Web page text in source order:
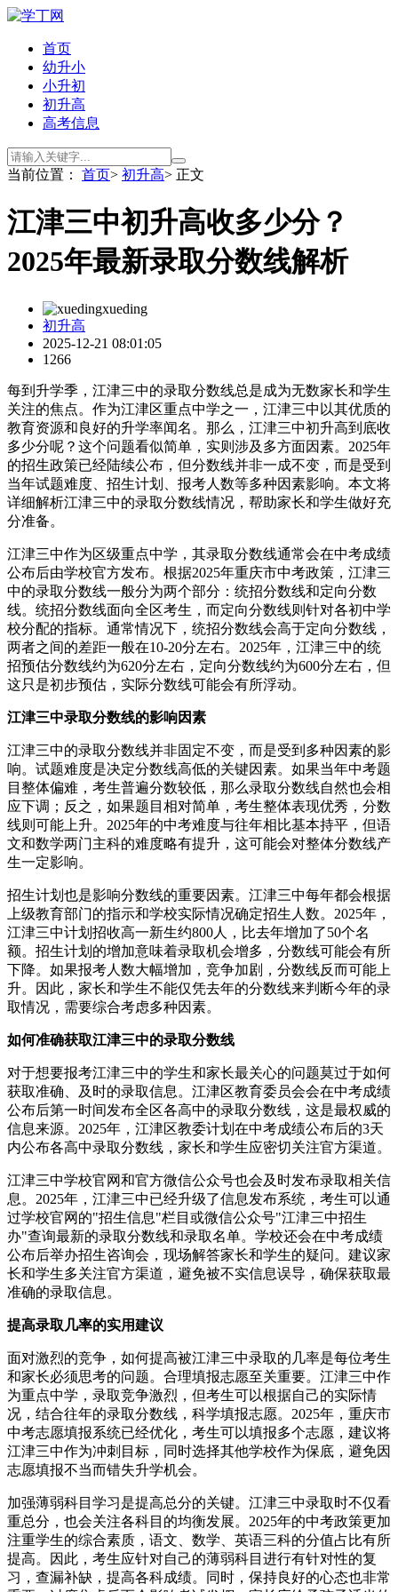
首页
幼升小
小升初
初升高
高考信息
当前位置： 首页> 初升高> 正文
江津三中初升高收多少分？
2025年最新录取分数线解析
xueding
初升高
2025-12-21 08:01:05
1266
每到升学季，江津三中的录取分数线总是成为无数家长和学生
关注的焦点。作为江津区重点中学之一，江津三中以其优质的
教育资源和良好的升学率闻名。那么，江津三中初升高到底收
多少分呢？这个问题看似简单，实则涉及多方面因素。2025年
的招生政策已经陆续公布，但分数线并非一成不变，而是受到
当年试题难度、招生计划、报考人数等多种因素影响。本文将
详细解析江津三中的录取分数线情况，帮助家长和学生做好充
分准备。
江津三中作为区级重点中学，其录取分数线通常会在中考成绩
公布后由学校官方发布。根据2025年重庆市中考政策，江津三
中的录取分数线一般分为两个部分：统招分数线和定向分数
线。统招分数线面向全区考生，而定向分数线则针对各初中学
校分配的指标。通常情况下，统招分数线会高于定向分数线，
两者之间的差距一般在10-20分左右。2025年，江津三中的统
招预估分数线约为620分左右，定向分数线约为600分左右，但
这只是初步预估，实际分数线可能会有所浮动。
江津三中录取分数线的影响因素
江津三中的录取分数线并非固定不变，而是受到多种因素的影
响。试题难度是决定分数线高低的关键因素。如果当年中考题
目整体偏难，考生普遍分数较低，那么录取分数线自然也会相
应下调；反之，如果题目相对简单，考生整体表现优秀，分数
线则可能上升。2025年的中考难度与往年相比基本持平，但语
文和数学两门主科的难度略有提升，这可能会对整体分数线产
生一定影响。
招生计划也是影响分数线的重要因素。江津三中每年都会根据
上级教育部门的指示和学校实际情况确定招生人数。2025年，
江津三中计划招收高一新生约800人，比去年增加了50个名
额。招生计划的增加意味着录取机会增多，分数线可能会有所
下降。如果报考人数大幅增加，竞争加剧，分数线反而可能上
升。因此，家长和学生不能仅凭去年的分数线来判断今年的录
取情况，需要综合考虑多种因素。
如何准确获取江津三中的录取分数线
对于想要报考江津三中的学生和家长最关心的问题莫过于如何
获取准确、及时的录取信息。江津区教育委员会会在中考成绩
公布后第一时间发布全区各高中的录取分数线，这是最权威的
信息来源。2025年，江津区教委计划在中考成绩公布后的3天
内公布各高中录取分数线，家长和学生应密切关注官方渠道。
江津三中学校官网和官方微信公众号也会及时发布录取相关信
息。2025年，江津三中已经升级了信息发布系统，考生可以通
过学校官网的"招生信息"栏目或微信公众号"江津三中招生
办"查询最新的录取分数线和录取名单。学校还会在中考成绩
公布后举办招生咨询会，现场解答家长和学生的疑问。建议家
长和学生多关注官方渠道，避免被不实信息误导，确保获取最
准确的录取信息。
提高录取几率的实用建议
面对激烈的竞争，如何提高被江津三中录取的几率是每位考生
和家长必须思考的问题。合理填报志愿至关重要。江津三中作
为重点中学，录取竞争激烈，但考生可以根据自己的实际情
况，结合往年的录取分数线，科学填报志愿。2025年，重庆市
中考志愿填报系统已经优化，考生可以填报多个志愿，建议将
江津三中作为冲刺目标，同时选择其他学校作为保底，避免因
志愿填报不当而错失升学机会。
加强薄弱科目学习是提高总分的关键。江津三中录取时不仅看
重总分，也会关注各科目的均衡发展。2025年的中考政策更加
注重学生的综合素质，语文、数学、英语三科的分值占比有所
提高。因此，考生应针对自己的薄弱科目进行有针对性的复
习，查漏补缺，提高各科成绩。同时，保持良好的心态也非常